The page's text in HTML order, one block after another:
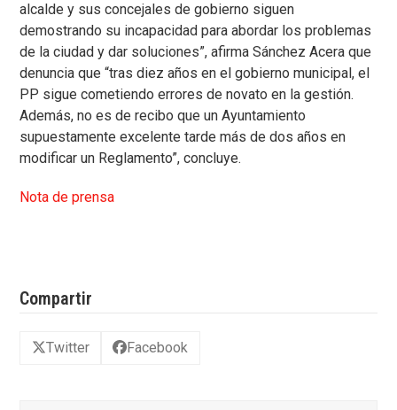
alcalde y sus concejales de gobierno siguen
demostrando su incapacidad para abordar los problemas
de la ciudad y dar soluciones”, afirma Sánchez Acera que
denuncia que “tras diez años en el gobierno municipal, el
PP sigue cometiendo errores de novato en la gestión.
Además, no es de recibo que un Ayuntamiento
supuestamente excelente tarde más de dos años en
modificar un Reglamento”, concluye.
Nota de prensa
Compartir
Twitter Facebook